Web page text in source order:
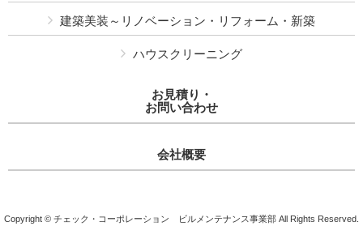
建築美装～リノベーション・リフォーム・新築
ハウスクリーニング
お見積り・
お問い合わせ
会社概要
Copyright © チェック・コーポレーション ビルメンテナンス事業部 All Rights Reserved.